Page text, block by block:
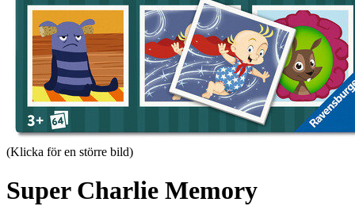
(Klicka för en större bild)
Super Charlie Memory